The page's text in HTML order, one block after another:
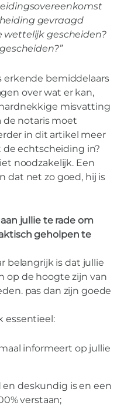
zonder notaris of
gevraagd
wettelijk gescheiden?
erkende bemiddelaars
over wat er kan,
misvatting
de notaris moet
in dit artikel meer
de echtscheiding in?
noodzakelijk. Een
dat net zo goed, hij is
jullie te rade om
geholpen te
belangrijk is dat jullie
op de hoogte zijn van
pas dan zijn goede
essentieel:
informeert op jullie
deskundig is en een
verstaan;